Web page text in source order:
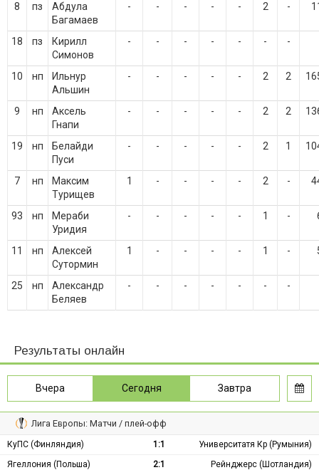
8 пз
Абдула
Багамаев
- - - - - 2 -
18 пз
Кирилл
Симонов
- - - - - - -
10 нп
Ильнур
Альшин
- - - - - 2 2
9 нп
Аксель
Гнапи
- - - - - 2 2
19 нп
Белайди
Пуси
- - - - - 2 1
7 нп
Максим
Турищев
1 - - - - 2 -
93 нп
Мераби
Уридия
- - - - - 1 -
11 нп
Алексей
Сутормин
1 - - - - 1 -
25 нп
Александр
Беляев
- - - - - - -
Результаты онлайн
Вчера Сегодня Завтра
Лига Европы: Матчи / плей-офф
КуПС (Финляндия) 1:1
Университатя Кр (Румыния)
Ягеллония (Польша)
2:1
Рейнджерс (Шотландия)